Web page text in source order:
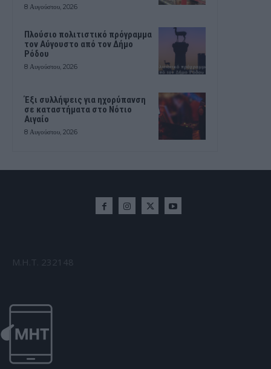
8 Αυγούστου, 2026
Πλούσιο πολιτιστικό πρόγραμμα
τον Αύγουστο από τον Δήμο
Ρόδου
8 Αυγούστου, 2026
Έξι συλλήψεις για ηχορύπανση
σε καταστήματα στο Νότιο
Αιγαίο
8 Αυγούστου, 2026
Μ.Η.Τ. 232148